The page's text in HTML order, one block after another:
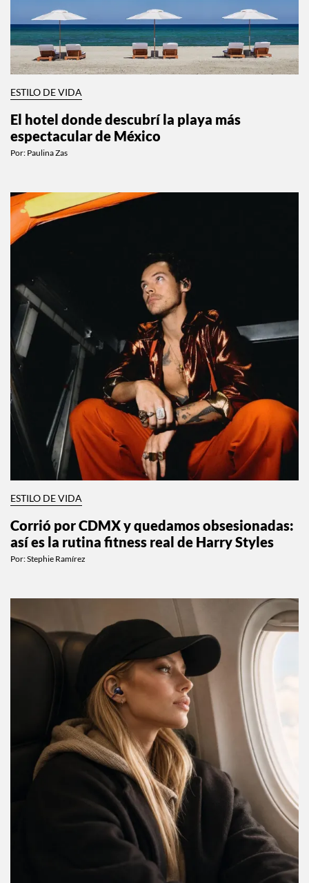
ESTILO DE VIDA
El hotel donde descubrí la playa más
espectacular de México
Por: Paulina Zas
ESTILO DE VIDA
Corrió por CDMX y quedamos obsesionadas:
así es la rutina fitness real de Harry Styles
Por:Stephie Ramírez